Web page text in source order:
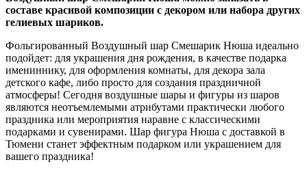
составе красивой композиции с декором или набора других
гелиевых шариков.
Фольгированный Воздушный шар Смешарик Нюша идеально
подойдет: для украшения дня рождения, в качестве подарка
имениннику, для оформления комнаты, для декора зала
детского кафе, либо просто для создания праздничной
атмосферы! Сегодня воздушные шары и фигуры из шаров
являются неотъемлемыми атрибутами практически любого
праздника или мероприятия наравне с классическими
подарками и сувенирами. Шар фигура Нюша с доставкой в
Тюмени станет эффектным подарком или украшением для
вашего праздника!